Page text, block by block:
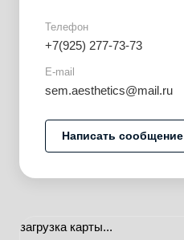
загрузка карты...
Телефон
+7(925) 277-73-73
E-mail
sem.aesthetics@mail.ru
Написать сообщение